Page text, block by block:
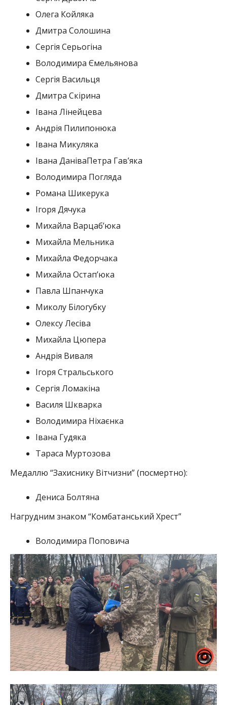
Олега Койляка
Дмитра Солошина
Сергія Серьогіна
Володимира Ємельянова
Сергія Васильця
Дмитра Скірина
Івана Лінейцева
Андрія Пилипонюка
Івана Микуляка
Івана ДаніваПетра Гавʼяка
Володимира Погляда
Романа Шикерука
Ігоря Дячука
Михайла Варцабʼюка
Михайла Мельника
Михайла Федорчака
Михайла Остапʼюка
Павла Шпанчука
Миколу Білогубку
Олексу Лесіва
Михайла Цюпера
Андрія Виваля
Ігоря Стральського
Сергія Ломакіна
Василя Шкварка
Володимира Ніхаєнка
Івана Гудяка
Тараса Муртозова
Медаллю “Захиснику Вітчизни” (посмертно):
Дениса Болтяна
Нагрудним знаком “Комбатанський Хрест”
Володимира Поповича